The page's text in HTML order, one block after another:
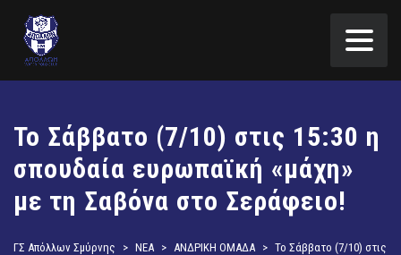
Το Σάββατο (7/10) στις 15:30 η
σπουδαία ευρωπαϊκή «μάχη»
με τη Σαβόνα στο Σεράφειο!
ΓΣ Απόλλων Σμύρνης > ΝΕΑ > ΑΝΔΡΙΚΗ ΟΜΑΔΑ > Το Σάββατο (7/10) στις